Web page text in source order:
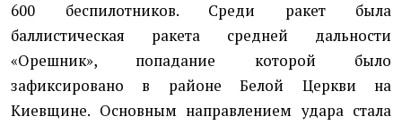
600 беспилотников. Среди ракет была
баллистическая ракета средней дальности
«Орешник», попадание которой было
зафиксировано в районе Белой Церкви на
Киевщине. Основным направлением удара стала